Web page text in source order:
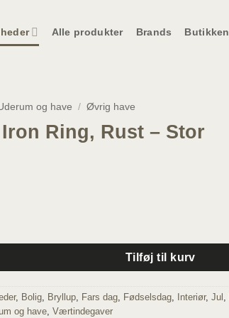
Alle produkter Brands Butikken
og have / Øvrig have
Ring, Rust – Stor
Rust - Stor antal
Tilføj til kurv
, Bolig, Bryllup, Fars dag, Fødselsdag, Interiør, Jul
og have, Værtindegaver